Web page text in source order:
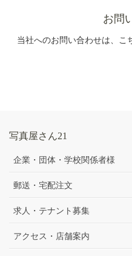
お問
当社へのお問い合わせは、こ
写真屋さん21
企業・団体・学校関係者様
郵送・宅配注文
求人・テナント募集
アクセス・店舗案内